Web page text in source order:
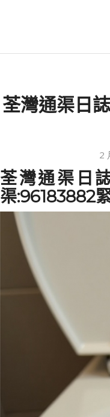
荃灣通渠日
2
荃灣通渠日
渠:96183882